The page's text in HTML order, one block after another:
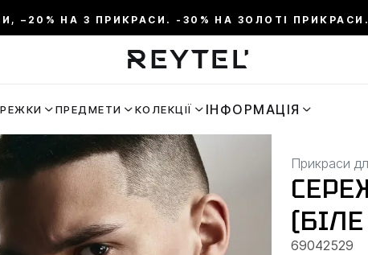
–20% НА 3 ПРИКРАСИ. -30% НА ЗОЛОТІ
ПРЕДМЕТИ КОЛЕКЦІЇ ІНФОРМАЦІЯ
Прикраси
69042529